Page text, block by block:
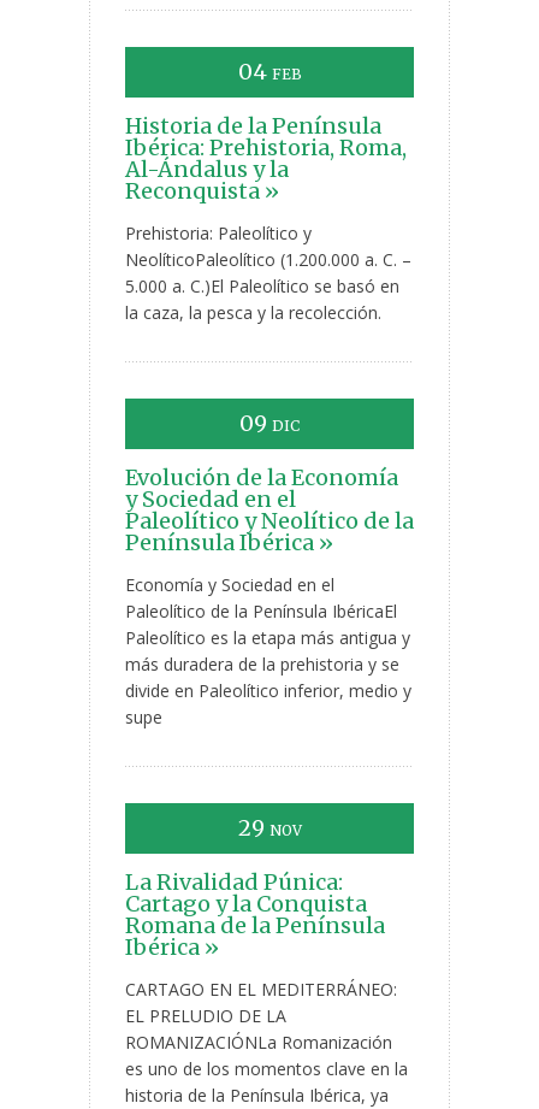
04 FEB
Historia de la Península
Ibérica: Prehistoria, Roma,
Al-Ándalus y la
Reconquista »
Prehistoria: Paleolítico y
NeolíticoPaleolítico (1.200.000 a. C. –
5.000 a. C.)El Paleolítico se basó en
la caza, la pesca y la recolección.
09 DIC
Evolución de la Economía
y Sociedad en el
Paleolítico y Neolítico de la
Península Ibérica »
Economía y Sociedad en el
Paleolítico de la Península IbéricaEl
Paleolítico es la etapa más antigua y
más duradera de la prehistoria y se
divide en Paleolítico inferior, medio y
supe
29 NOV
La Rivalidad Púnica:
Cartago y la Conquista
Romana de la Península
Ibérica »
CARTAGO EN EL MEDITERRÁNEO:
EL PRELUDIO DE LA
ROMANIZACIÓNLa Romanización
es uno de los momentos clave en la
historia de la Península Ibérica, ya